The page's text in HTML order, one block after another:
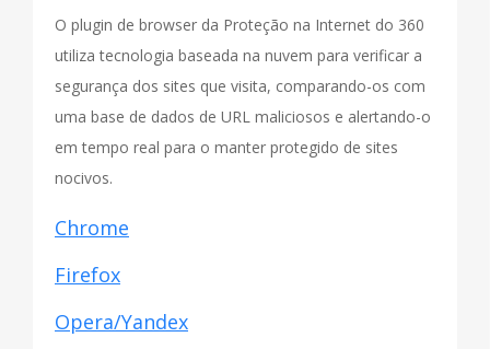
O plugin de browser da Proteção na Internet do 360
utiliza tecnologia baseada na nuvem para verificar a
segurança dos sites que visita, comparando-os com
uma base de dados de URL maliciosos e alertando-o
em tempo real para o manter protegido de sites
nocivos.
Chrome
Firefox
Opera/Yandex